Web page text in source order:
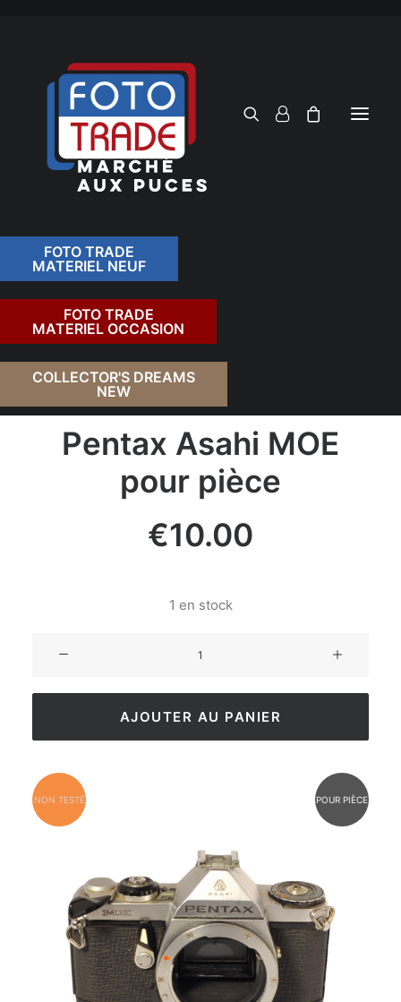
FOTO TRADE
MATERIEL NEUF
FOTO TRADE
MATERIEL OCCASION
COLLECTOR'S DREAMS
NEW
RETOUR
Pentax Asahi MOE
pour pièce
€10.00
1 en stock
AJOUTER AU PANIER
NON TESTÉ POUR PIÈCE